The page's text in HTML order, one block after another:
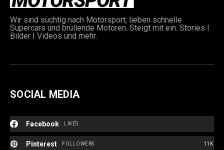
Wir sind süchtig nach Motorsport, lieben schnelle
Supercars und brüllende Motoren. Steigt mit ein. Stories I
Bilder I Videos und mehr.
SOCIAL MEDIA
Facebook LIKES
Pinterest 11K
FOLLOWERS